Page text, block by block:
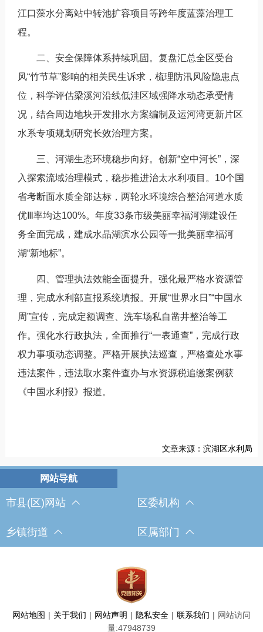
江口藻水分离站中转池扩容项目等跨年度蓝藻治理工
程。
二、安全保障体系持续巩固。复盘汇总全区受台
风“竹节草”影响的相关民生诉求，梳理防汛风险隐患点
位，科学评估梁溪河沿线低洼区域强降水动态承受情
况，结合周边地块开发排水方案编制及运河湾更新片区
水系专项规划研究长效治理方案。
三、河湖生态环境稳步向好。创新“空中河长”，深
入探索流域治理模式，稳步推进治太水利项目。10个国
省考断面水质全部达标，两轮水环境综合整治河道水质
优Ⅲ率均达100%。年度33条市级美丽幸福河湖建设任
务全面完成，建成水晶湖滨水公园等一批美丽幸福河
湖“新地标”。
四、管理执法效能全面提升。强化最严格水资源管
理，完成水利部直报系统填报。开展“世界水日”“中国水
周”宣传，完成定额调查、洗车场私自凿井整治等工
作。强化水行政执法，全面推行“一表通查”，完成行政
权力事项动态调整。严格开展执法巡查，严格查处水事
违法案件，违法取水案件查办与水资源税追缴案例获
《中国水利报》报道。
文章来源：滨湖区水利局
市县(区)网站 区委机构
乡镇街道 区属部门
网站地图 | 关于我们 | 网站声明 | 隐私安全 | 联系我们 | 网站访问
量:47948739